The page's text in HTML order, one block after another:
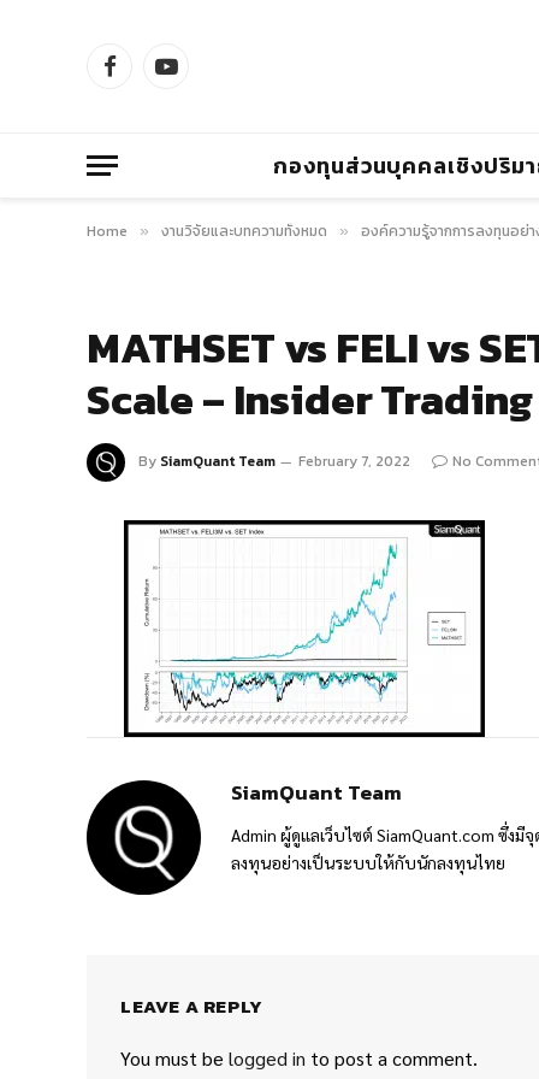
FacebookYouTube
กองทุนส่วนบุคคลเชิงปริม
Home » งานวิจัยและบทความทั้งหมด » องค์ความรู้จากการลงทุนอย่า
MATHSET vs FELI vs
Scale – Insider
By SiamQuant Team February 7, 2022 No
SiamQuant Team
Admin ผู้ดูแลเว็บไซต์ SiamQuant.com ซึ่ง
ลงทุนอย่างเป็นระบบให้กับนักลงทุนไทย
LEAVE A REPLY
You must be logged in to post a comment.